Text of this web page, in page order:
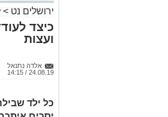
ירושלים נט >
כיצד
ועצות
אלדה נתנאל
24.08.19 / 14:15
כל ילד